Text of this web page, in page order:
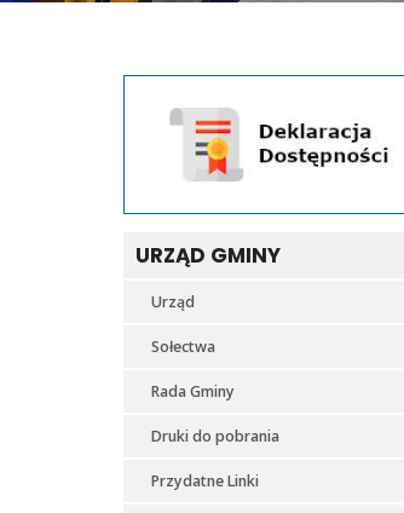
URZĄD GMINY
Urząd
Sołectwa
Rada Gminy
Druki do pobrania
Przydatne Linki